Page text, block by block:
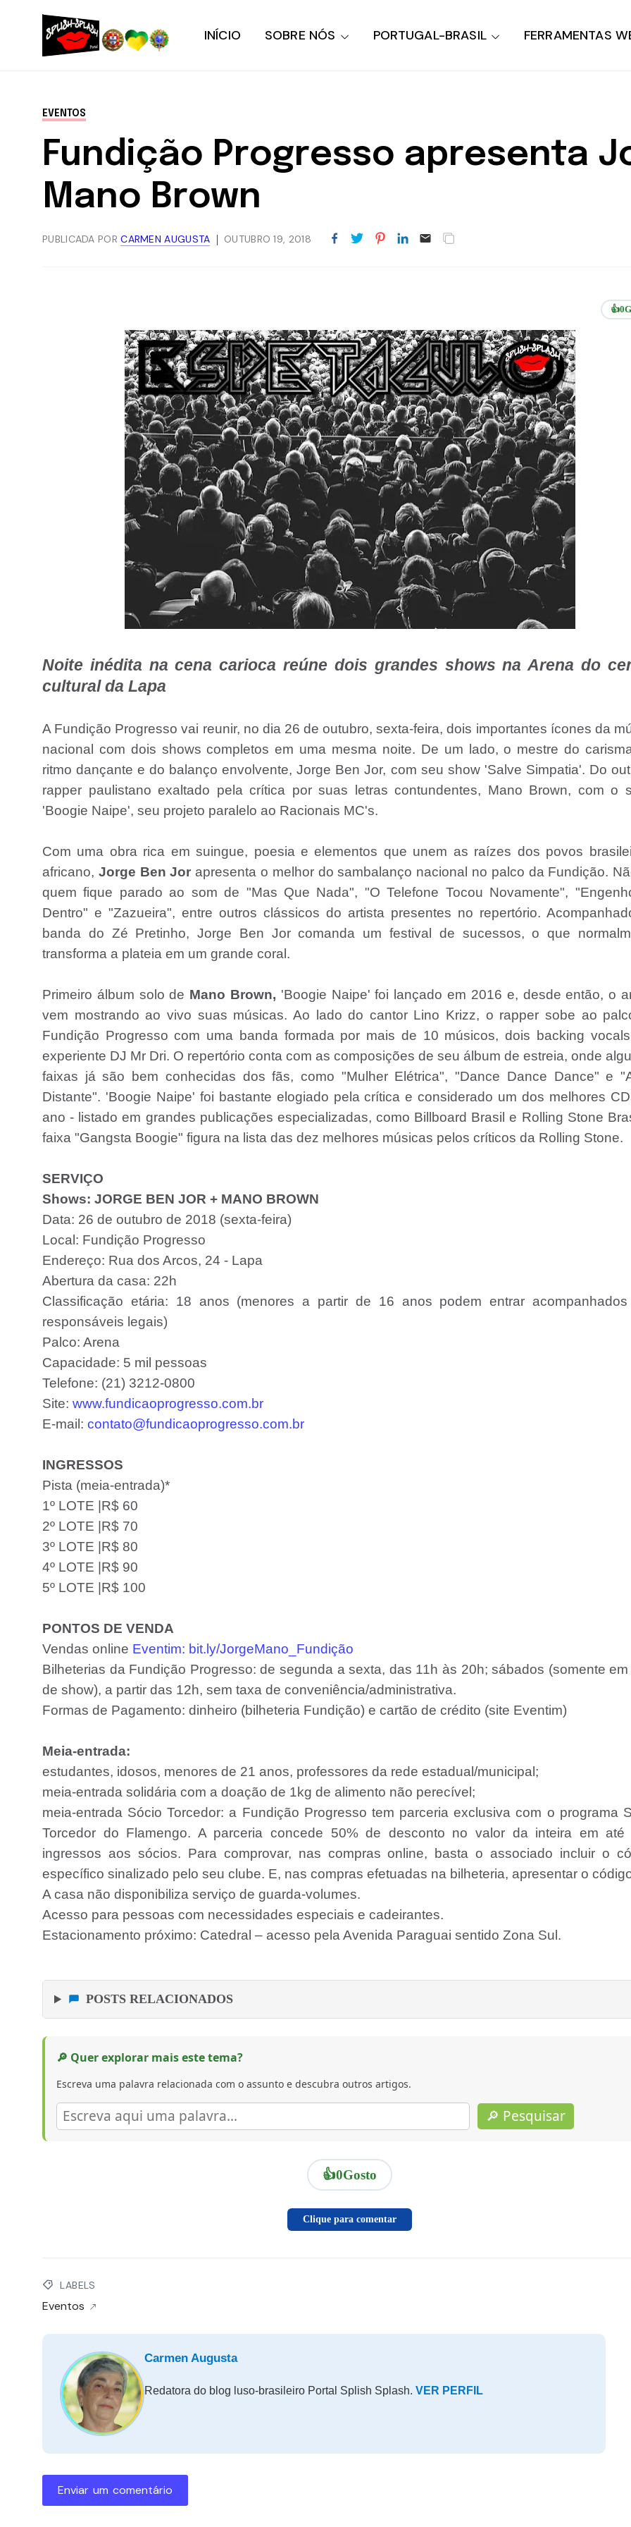
INÍCIO SOBRE NÓS PORTUGAL-BRASIL FERRAMENTAS
EVENTOS
Fundição Progresso apresenta
Mano Brown
PUBLICADA PORCARMEN AUGUSTA OUTUBRO 19, 2018
👍0
Noite inédita na cena carioca reúne dois grandes shows na Arena do
cultural da Lapa
A Fundição Progresso vai reunir, no dia 26 de outubro, sexta-feira, dois importantes ícones da
nacional com dois shows completos em uma mesma noite. De um lado, o mestre do
ritmo dançante e do balanço envolvente, Jorge Ben Jor, com seu show 'Salve Simpatia'. Do
rapper paulistano exaltado pela crítica por suas letras contundentes, Mano Brown, com o
'Boogie Naipe', seu projeto paralelo ao Racionais MC's.
Com uma obra rica em suingue, poesia e elementos que unem as raízes dos povos
africano, Jorge Ben Jor apresenta o melhor do sambalanço nacional no palco da Fundição.
quem fique parado ao som de "Mas Que Nada", "O Telefone Tocou Novamente",
Dentro" e "Zazueira", entre outros clássicos do artista presentes no repertório.
banda do Zé Pretinho, Jorge Ben Jor comanda um festival de sucessos, o que
transforma a plateia em um grande coral.
Primeiro álbum solo de Mano Brown, 'Boogie Naipe' foi lançado em 2016 e, desde então, o
vem mostrando ao vivo suas músicas. Ao lado do cantor Lino Krizz, o rapper sobe ao
Fundição Progresso com uma banda formada por mais de 10 músicos, dois backing
experiente DJ Mr Dri. O repertório conta com as composições de seu álbum de estreia, onde
faixas já são bem conhecidas dos fãs, como "Mulher Elétrica", "Dance Dance Dance" e
Distante". 'Boogie Naipe' foi bastante elogiado pela crítica e considerado um dos melhores
ano - listado em grandes publicações especializadas, como Billboard Brasil e Rolling Stone
faixa "Gangsta Boogie" figura na lista das dez melhores músicas pelos críticos da Rolling Stone.
SERVIÇO
Shows: JORGE BEN JOR + MANO BROWN
Data: 26 de outubro de 2018 (sexta-feira)
Local: Fundição Progresso
Endereço: Rua dos Arcos, 24 - Lapa
Abertura da casa: 22h
Classificação etária: 18 anos (menores a partir de 16 anos podem entrar
responsáveis legais)
Palco: Arena
Capacidade: 5 mil pessoas
Telefone: (21) 3212-0800
Site: www.fundicaoprogresso.com.br
E-mail: contato@fundicaoprogresso.com.br
INGRESSOS
Pista (meia-entrada)*
1º LOTE |R$ 60
2º LOTE |R$ 70
3º LOTE |R$ 80
4º LOTE |R$ 90
5º LOTE |R$ 100
PONTOS DE VENDA
Vendas online Eventim: bit.ly/JorgeMano_Fundição
Bilheterias da Fundição Progresso: de segunda a sexta, das 11h às 20h; sábados (somente
de show), a partir das 12h, sem taxa de conveniência/administrativa.
Formas de Pagamento: dinheiro (bilheteria Fundição) e cartão de crédito (site Eventim)
Meia-entrada:
estudantes, idosos, menores de 21 anos, professores da rede estadual/municipal;
meia-entrada solidária com a doação de 1kg de alimento não perecível;
meia-entrada Sócio Torcedor: a Fundição Progresso tem parceria exclusiva com o programa
Torcedor do Flamengo. A parceria concede 50% de desconto no valor da inteira em até
ingressos aos sócios. Para comprovar, nas compras online, basta o associado incluir o
específico sinalizado pelo seu clube. E, nas compras efetuadas na bilheteria, apresentar o
A casa não disponibiliza serviço de guarda-volumes.
Acesso para pessoas com necessidades especiais e cadeirantes.
Estacionamento próximo: Catedral – acesso pela Avenida Paraguai sentido Zona Sul.
POSTS RELACIONADOS
🔎 Quer explorar mais este tema?
Escreva uma palavra relacionada com o assunto e descubra outros artigos.
🔎 Pesquisar
👍0Gosto
Clique para comentar
LABELS
Eventos
Carmen Augusta
Redatora do blog luso-brasileiro Portal Splish Splash. VER PERFIL
Enviar um comentário